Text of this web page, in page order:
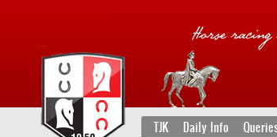
TJK Daily Info